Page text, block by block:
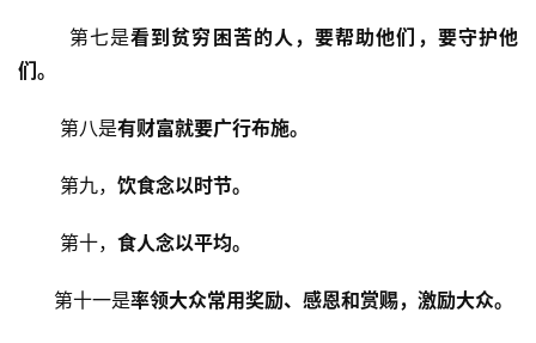
菩
第七是看到贫穷困苦的人，要帮助他们，要守护他
们。
第八是有财富就要广行布施。
第九， 饮食念以时节。
第十， 食人念以平均。
第十一是率领大众常用奖励、感恩和赏赐，激励大众。